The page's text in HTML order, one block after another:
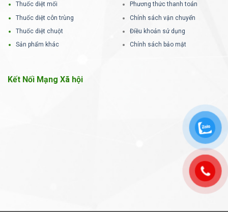
Thuốc diệt mối
Thuốc diệt côn trùng
Thuốc diệt chuột
Sản phẩm khác
Phương thức thanh toán
Chính sách vận chuyển
Điều khoản sử dụng
Chính sách bảo mật
Kết Nối Mạng Xã hội